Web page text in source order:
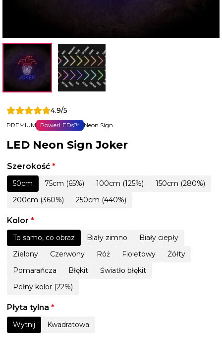
4.9/5
PREMIUM PowerLEDs™ Neon Sign
LED Neon Sign Joker
Szerokość *
50cm 75cm (65%) 100cm (125%)
150cm (280%)
200cm (360%)
250cm (440%)
Kolor *
To samo, co obraz Biały zimno
Biały ciepły
Zielony
Czerwony Róż Fioletowy
Żółty
Pomarańcza
Błękit
Światło błękit
Pełny kolor (22%)
Płyta tylna *
Wytnij Kwadratowa